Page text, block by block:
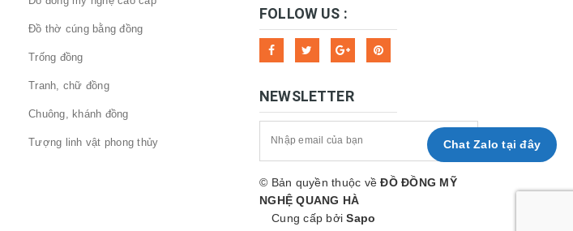
Đồ thờ cúng bằng đồng
Trống đồng
Tranh, chữ đồng
Chuông, khánh đồng
Tượng linh vật phong thủy
FOLLOW US :
NEWSLETTER
© Bản quyền thuộc vềĐỒ ĐỒNG MỸ
NGHỆ QUANG HÀ
Cung cấp bởiSapo
Chat Zalo tại đây